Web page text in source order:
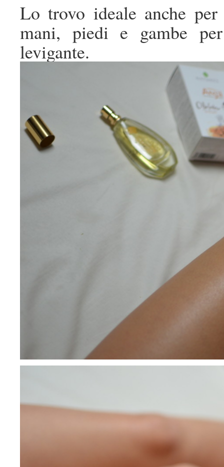
Lo trovo ideale anche
mani, piedi e gambe
levigante.